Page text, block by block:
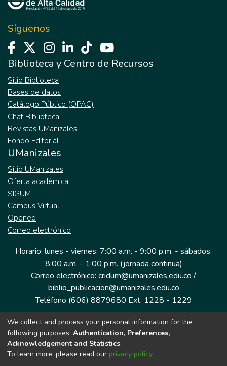
Síguenos
Biblioteca y Centro de Recursos
Sitio Biblioteca
Bases de datos
Catálogo Público (OPAC)
Chat Biblioteca
Revistas UManizales
Fondo Editorial
UManizales
Sitio UManizales
Oferta académica
SIGUM
Campus Virtual
Opened
Correo electrónico
Horario: lunes - viernes: 7:00 a.m. - 9:00 p.m. - sábados:
8:00 a.m. - 1:00 p.m. (jornada continua)
Correo electrónico: cridum@umanizales.edu.co /
biblio_publicacion@umanizales.edu.co
Teléfono (606) 8879680 Ext: 1228 - 1229
Dirección: Cra 9 a # 19-03 Edificio histórico, piso 1
Manizales, Caldas
Colombia.
We collect and process your personal information for the
following purposes: Authentication, Preferences,
Acknowledgement and Statistics.
To learn more, please read our privacy policy.